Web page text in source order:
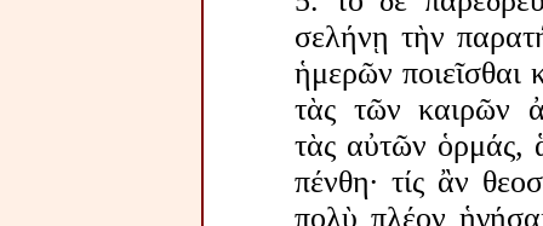
σελήνῃ τὴν
ἡμερῶν ποιεῖσθαι
τὰς τῶν καιρῶν
τὰς αὐτῶν ὁρμάς,
πένθη· τίς ἂν
πολὺ πλέον